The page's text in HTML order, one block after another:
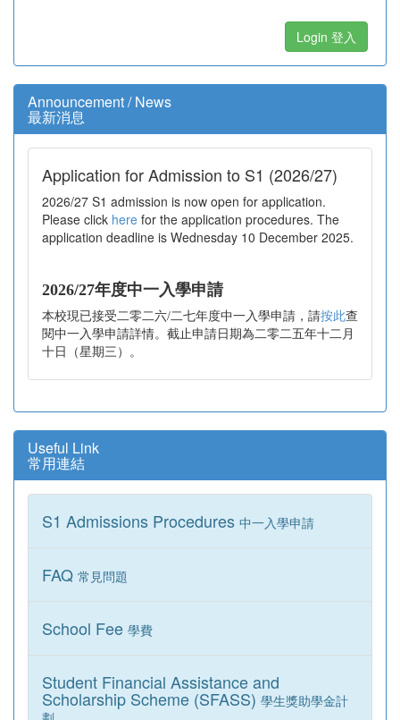
Login 登入
Announcement / News
最新消息
Application for Admission to S1 (2026/27)
2026/27 S1 admission is now open for application.
Please click here for the application procedures. The
application deadline is Wednesday 10 December 2025.
2026/27年度中一入學申請
本校現已接受二零二六/二七年度中一入學申請，請按此查
閱中一入學申請詳情。截止申請日期為二零二五年十二月
十日（星期三）。
Useful Link
常用連結
S1 Admissions Procedures 中一入學申請
FAQ 常見問題
School Fee 學費
Student Financial Assistance and
Scholarship Scheme (SFASS) 學生獎助學金計